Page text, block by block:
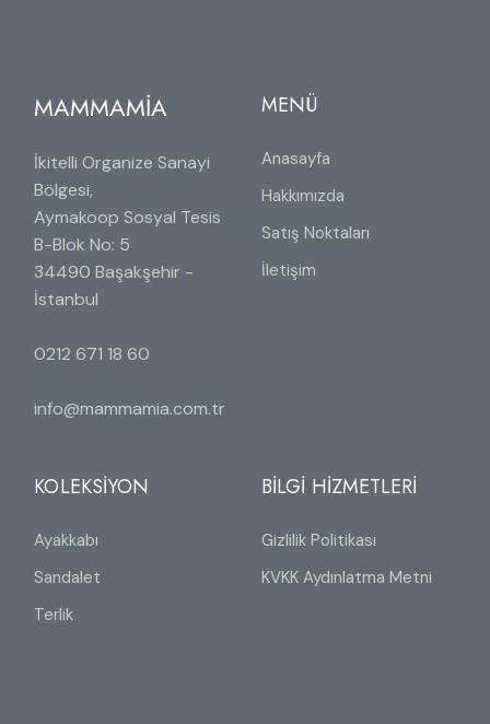
MAMMAMİA
İkitelli Organize Sanayi
Bölgesi,
Aymakoop Sosyal Tesis
B-Blok No: 5
34490 Başakşehir -
İstanbul
0212 671 18 60
info@mammamia.com.tr
MENÜ
Anasayfa
Hakkımızda
Satış Noktaları
İletişim
KOLEKSİYON
Ayakkabı
Sandalet
Terlik
BİLGİ HİZMETLERİ
Gizlilik Politikası
KVKK Aydınlatma Metni